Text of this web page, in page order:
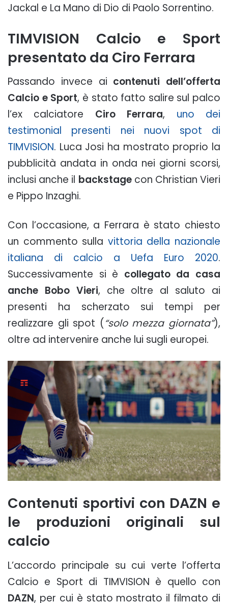
Jackal e La Mano di Dio di Paolo Sorrentino.
TIMVISION Calcio e Sport
presentato da Ciro Ferrara
Passando invece ai contenuti dell’offerta
Calcio e Sport, è stato fatto salire sul palco
l’ex calciatore Ciro Ferrara, uno dei
testimonial presenti nei nuovi spot di
TIMVISION. Luca Josi ha mostrato proprio la
pubblicità andata in onda nei giorni scorsi,
inclusi anche il backstagecon Christian Vieri
e Pippo Inzaghi.
Con l’occasione, a Ferrara è stato chiesto
un commento sulla vittoria della nazionale
italiana di calcio a Uefa Euro 2020.
Successivamente si è collegato da casa
anche Bobo Vieri, che oltre al saluto ai
presenti ha scherzato sui tempi per
realizzare gli spot (“solo mezza giornata”),
oltre ad intervenire anche lui sugli europei.
Contenuti sportivi con DAZN e
le produzioni originali sul
calcio
L’accordo principale su cui verte l’offerta
Calcio e Sport di TIMVISION è quello con
DAZN, per cui è stato mostrato il filmato di